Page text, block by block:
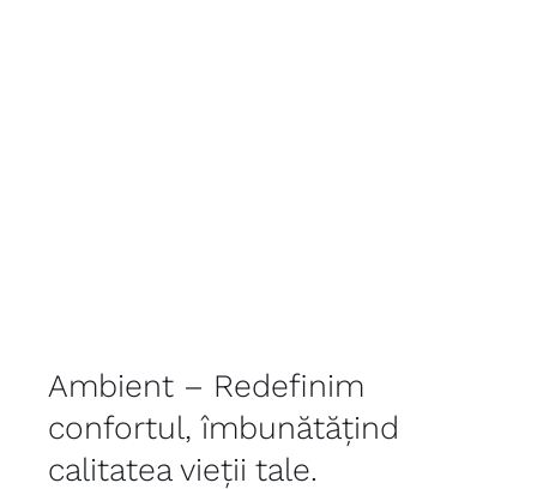
Ambient – Redefinim
confortul, îmbunătățind
calitatea vieții tale.